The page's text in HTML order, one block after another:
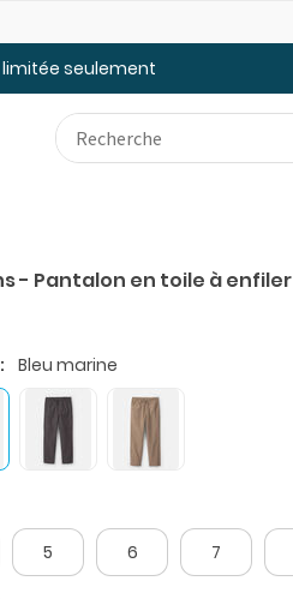
limitée seulement
- Pantalon en toile à enfiler
Bleu marine
5 6 7